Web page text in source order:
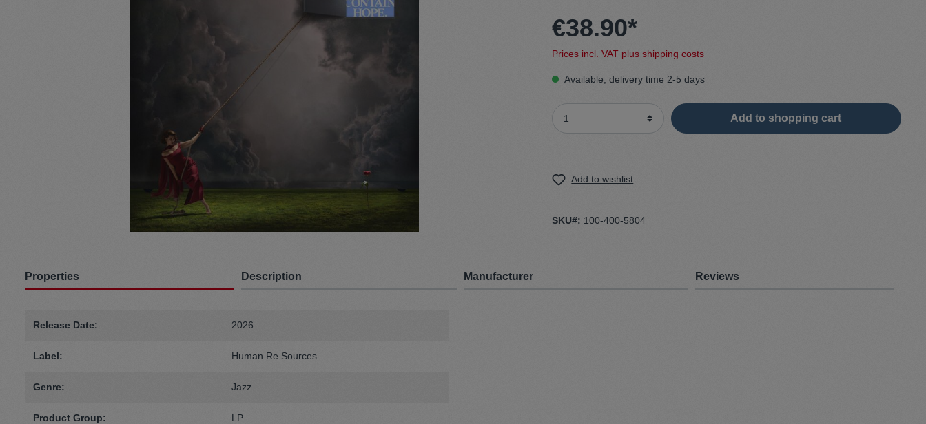
Jumpsuit
€38.90*
Prices incl. VAT plus shipping costs
Available, delivery time 2-5 days
Add to shopping cart
Add to wishlist
SKU#: 100-400-5804
Properties Description Manufacturer Reviews
Release Date: 2026
Label: Human Re Sources
Genre: Jazz
Product Group: LP